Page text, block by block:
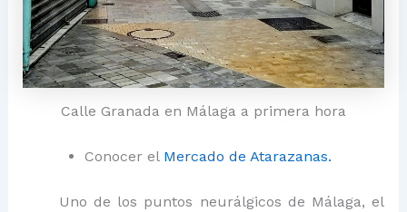
Calle Granada en Málaga a primera hora
Conocer el Mercado de Atarazanas.
Uno de los puntos neurálgicos de Málaga, el